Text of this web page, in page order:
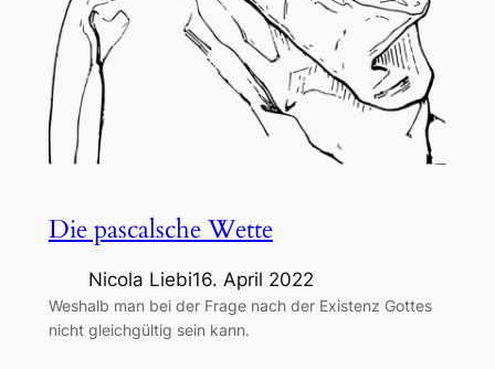
Die pascalsche Wette
Nicola Liebi16. April 2022
Weshalb man bei der Frage nach der Existenz Gottes
nicht gleichgültig sein kann.